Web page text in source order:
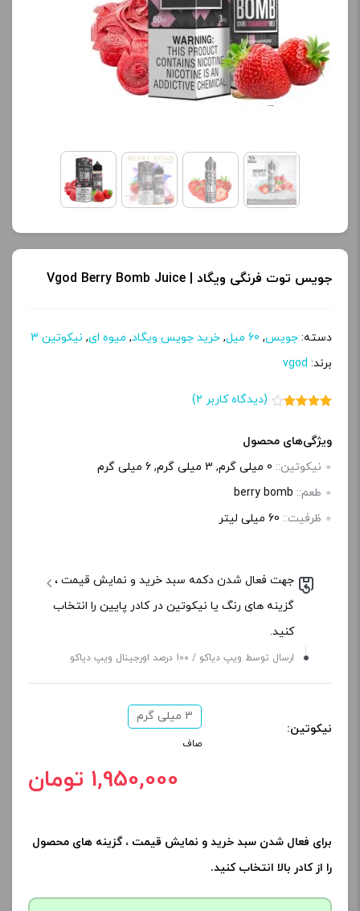
جویس توت فرنگی ویگاد | Vgod Berry Bomb Juice
دسته: جویس, 60 میل , خرید جویس ویگاد, میوه ای, نیکوتین 3
برند: vgod
امتیاز
مشتری
(دیدگاه کاربر 2
)
ویژگی‌های محصول
نیکوتین:: 0 میلی گرم, 3 میلی‌ گرم, 6 میلی گرم
طعم:: berry bomb
ظرفیت:: 60 میلی‌ لیتر
جهت فعال شدن دکمه سبد خرید و نمایش قیمت ،
گزینه های رنگ یا نیکوتین در کادر پایین را انتخاب
کنید.
ارسال توسط ویپ دیاکو / 100 درصد اورجینال ویپ دیاکو
نیکوتین:
3 میلی‌ گرم
صاف
1,950,000 تومان
برای فعال شدن سبد خرید و نمایش قیمت ، گزینه های محصول
را از کادر بالا انتخاب کنید.